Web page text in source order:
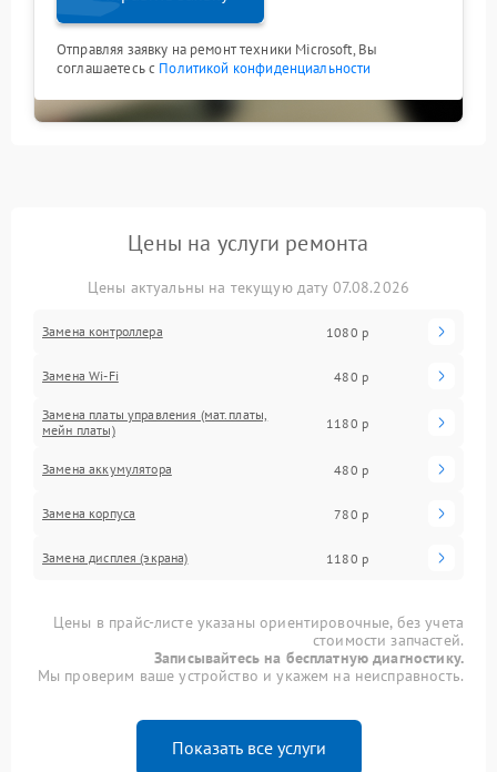
Отправляя заявку на ремонт техники Microsoft, Вы
соглашаетесь с Политикой конфиденциальности
Цены на услуги ремонта
Цены актуальны на текущую дату 07.08.2026
Замена контроллера 1080 р
Замена Wi-Fi 480 р
Замена платы управления (мат.платы,
мейн платы)
1180 р
Замена аккумулятора 480 р
Замена корпуса 780 р
Замена дисплея (экрана) 1180 р
Цены в прайс-листе указаны ориентировочные, без учета
стоимости запчастей.
Записывайтесь на бесплатную диагностику.
Мы проверим ваше устройство и укажем на неисправность.
Показать все услуги